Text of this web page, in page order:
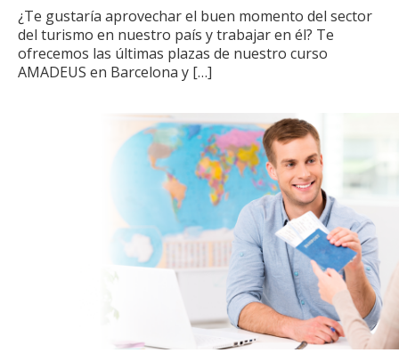
¿Te gustaría aprovechar el buen momento del sector
del turismo en nuestro país y trabajar en él? Te
ofrecemos las últimas plazas de nuestro curso
AMADEUS en Barcelona y […]